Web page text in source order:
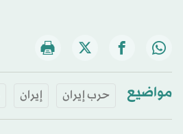
مواضيع حرب إيران إيران